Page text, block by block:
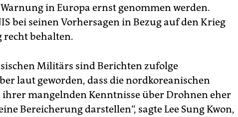
in Europa ernst genommen werden.
bei seinen Vorhersagen in Bezug auf den Krieg
recht behalten.
Militärs sind Berichten zufolge
laut geworden, dass die nordkoreanischen
mangelnden Kenntnisse über Drohnen eher
Bereicherung darstellen“, sagte Lee Sung Kwon,